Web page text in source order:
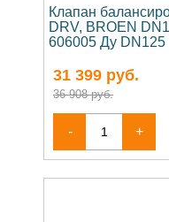
Клапан
DRV, BROEN
606005 Ду
31 399 руб.
36 908 руб.
- +